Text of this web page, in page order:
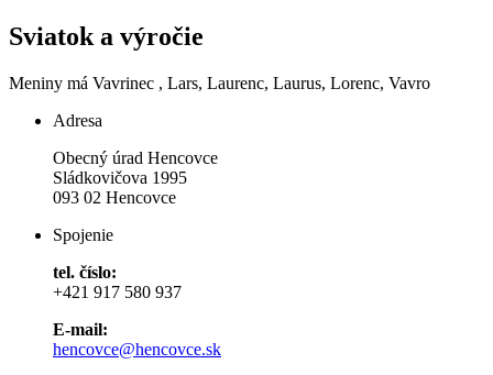
Sviatok a výročie
Meniny má Vavrinec , Lars, Laurenc, Laurus, Lorenc, Vavro
Adresa
Obecný úrad Hencovce
Sládkovičova 1995
093 02 Hencovce
Spojenie
tel. číslo:
+421 917 580 937
E-mail:
hencovce@hencovce.sk